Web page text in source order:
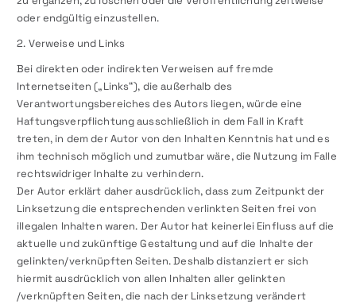
oder endgültig einzustellen.
2. Verweise und Links
Bei direkten oder indirekten Verweisen auf fremde
Internetseiten („Links“), die außerhalb des
Verantwortungsbereiches des Autors liegen, würde eine
Haftungsverpflichtung ausschließlich in dem Fall in Kraft
treten, in dem der Autor von den Inhalten Kenntnis hat und es
ihm technisch möglich und zumutbar wäre, die Nutzung im Falle
rechtswidriger Inhalte zu verhindern.
Der Autor erklärt daher ausdrücklich, dass zum Zeitpunkt der
Linksetzung die entsprechenden verlinkten Seiten frei von
illegalen Inhalten waren. Der Autor hat keinerlei Einfluss auf die
aktuelle und zukünftige Gestaltung und auf die Inhalte der
gelinkten/verknüpften Seiten. Deshalb distanziert er sich
hiermit ausdrücklich von allen Inhalten aller gelinkten
/verknüpften Seiten, die nach der Linksetzung verändert